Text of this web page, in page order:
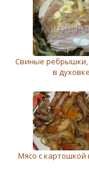
Свиные
в духовке
Мясо с картошкой